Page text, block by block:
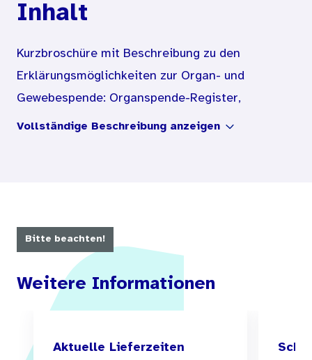
Inhalt
Kurzbroschüre mit Beschreibung zu den
Erklärungsmöglichkeiten zur Organ- und
Gewebespende: Organspende-Register,
Organspendeausweis und Patientenverfügung.
Vollständige Beschreibung anzeigen
Bitte beachten!
Weitere Informationen
Aktuelle Lieferzeiten